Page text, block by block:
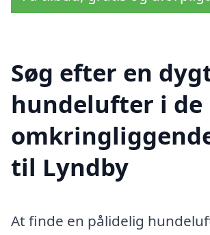
Søg efter en
hundelufter i de
til Lyndby
At finde en pålidelig